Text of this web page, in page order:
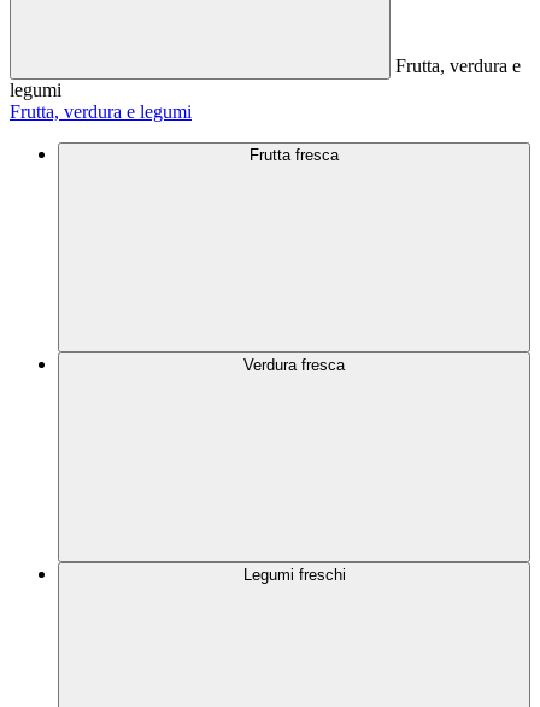
Frutta, verdura e
legumi
Frutta, verdura e legumi
Frutta fresca
Verdura fresca
Legumi freschi